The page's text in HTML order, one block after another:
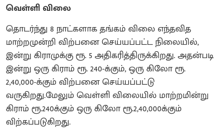
வெள்ளி விலை
தொடர்ந்து 8 நாட்களாக தங்கம் விலை எந்தவித
மாற்றமுன்றி விற்பனை செய்யப்பட்ட நிலையில்,
இன்று கிராமுக்கு ரூ. 5 அதிகரித்திருக்கிறது. அதன்படி
இன்று ஒரு கிராம் ரூ. 240-க்கும், ஒரு கிலோ ரூ.
2,40,000-க்கும் விற்பனை செய்யப்பட்டு
வருகிறது.மேலும் வெள்ளி விலையில் மாற்றமின்று
கிராம் ரூ.240க்கும் ஒரு கிலோ ரூ.2,40,000க்கும்
விற்கப்படுகிறது.